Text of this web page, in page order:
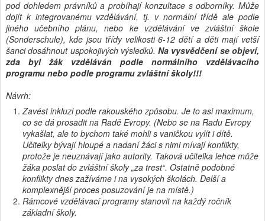
pod dohledem právníků a probíhají konzultace s odborníky. Může
dojít k integrovanému vzdělávání, tj. v normální třídě ale podle
jiného učebního plánu, nebo ke vzdělávání ve zvláštní škole
(Sonderschule), kde jsou třídy velikosti 6-12 dětí a děti mají vetší
šanci dosáhnout uspokojivých výsledků.Na vysvědčení se objeví,
zda byl žák vzděláván podle normálního vzdělávacího
programu nebo podle programu zvláštní školy!!!
Návrh:
Zavést inkluzi podle rakouského způsobu. Je to asi maximum,
co se dá prosadit na Radě Evropy. (Nebo se na Radu Evropy
vykašlat, ale to bychom také mohli s vaničkou vylít i dítě.
Učitelky bývají hloupé a nadaní žáci s nimi mívají konflikty,
protože je neuznávají jako autority. Taková učitelka lehce může
žáka poslat do zvláštní školy „za trest“. Ostatně podobné
konflikty dnes zažíváme i na vysokých školách. Delší a
komplexnější proces posuzování je na místě.)
Rámcové vzdělávací programy stanovit na každý ročník
základní školy.